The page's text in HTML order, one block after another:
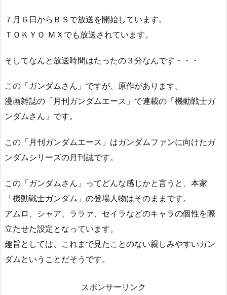
７月６日からＢＳで放送を開始しています。
ＴＯＫＹＯ ＭＸでも放送されています。
そしてなんと放送時間はたったの３分なんです・・・
この「ガンダムさん」ですが、原作があります。
漫画雑誌の「月刊ガンダムエース」で連載の「機動戦士ガ
ンダムさん」です。
この「月刊ガンダムエース」はガンダムファンに向けたガ
ンダムシリーズの月刊誌です。
この「ガンダムさん」ってどんな感じかと言うと、本家
「機動戦士ガンダム」の登場人物はそのままです。
アムロ、シャア、ララァ、セイラなどのキャラの個性を際
立たせた設定となっています。
趣旨としては、これまで見たことのない親しみやすいガン
ダムということだそうです。
スポンサーリンク